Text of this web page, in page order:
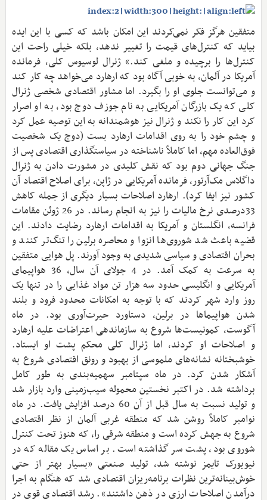
متفقین هرگز فکر نمی‌کردند این امکان باشد که کسی با این ایده
بیاید که کنترل‌های قیمت را تغییر ندهد، بلکه خیلی راحت این
کنترل‌ها را برچیده و ملغی کند.» ژنرال لوسیوس کلی، فرمانده
آمریکا در آلمان، به خوبی آگاه بود که ارهارد می‌خواهد چه کار کند
و می‌توانست جلوی او را بگیرد. اما مشاور اقتصادی شخصی ژنرال
کلی که یک بازرگان آمریکایی به نام جوزف دوج بود، به او اصرار
کرد این کار را نکند و ژنرال نیز هوشمندانه به این توصیه عمل کرد
و چشم خود را به روی اقدامات ارهارد بست (دوج یک شخصیت
فوق‌العاده مهم، اما کاملاً ناشناخته در سیاستگذاری اقتصادی پس از
جنگ جهانی دوم بود که نقش کلیدی در مشورت دادن به ژنرال
داگلاس مک‌آرتور، فرمانده آمریکایی در ژاپن، برای اصلاح اقتصاد آن
کشور نیز ایفا کرد). ارهارد اصلاحات بسیار دیگری از جمله کاهش
33درصدی نرخ مالیات را نیز به انجام رساند. در 26 ژوئن مقامات
فرانسه، انگلستان و آمریکا به اقدامات ارهارد رضایت دادند. این
قضیه باعث شد شوروی‌ها انزوا و محاصره برلین را تنگ‌تر کنند و
بحران اقتصادی و سیاسی شدیدی به وجود آورند. پل هوایی متفقین
به سرعت به کمک آمد. در 4 جولای آن سال، 36 هواپیمای
آمریکایی و انگلیسی حدود سه هزار تن مواد غذایی را در تنها یک
روز وارد شهر کردند که با توجه به امکانات محدود فرود و بلند
شدن هواپیماها در برلین، دستاورد حیرت‌آوری بود. در ماه
آگوست، کمونیست‌ها شروع به سازماندهی اعتراضات علیه ارهارد
و اصلاحات او کردند، اما ژنرال کلی محکم پشت او ایستاد.
خوشبختانه نشانه‌های ملموسی از بهبود و رونق اقتصادی شروع به
آشکار شدن کرد. در ماه سپتامبر سهمیه‌بندی به طور کامل
برداشته شد. در اکتبر نخستین محموله سیب‌زمینی وارد بازار شد
و تولید نسبت به سال قبل از آن 60 درصد افزایش یافت. در ماه
نوامبر کاملاً روشن شد که منطقه غربی آلمان از نظر اقتصادی
شروع به جهش کرده است و منطقه شرقی را، که هنوز تحت کنترل
شوروی بود، پشت سر گذاشته است. بر اساس یک مقاله که در
نیویورک تایمز نوشته شد، تولید صنعتی «بسیار بهتر از حتی
خوش‌بینانه‌ترین نظرات برنامه‌ریزان اقتصادی شد که هنگام به اجرا
درآمدن اصلاحات ارزی در ذهن داشتند». رشد اقتصادی قوی در